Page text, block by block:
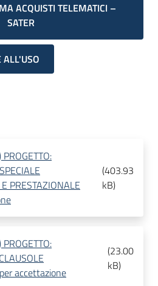
ACQUISTI TELEMATICI –
SATER
ALL'USO
PRESTAZIONALE
(403.93
kB)
accettazione
(23.00
kB)